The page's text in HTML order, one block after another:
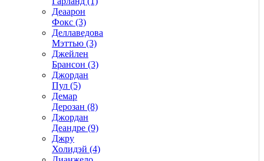
Деаарон
Фокс (3)
Деллаведова
Мэттью (3)
Джейлен
Брансон (3)
Джордан
Пул (5)
Демар
Дерозан (8)
Джордан
Деандре (9)
Джру
Холидэй (4)